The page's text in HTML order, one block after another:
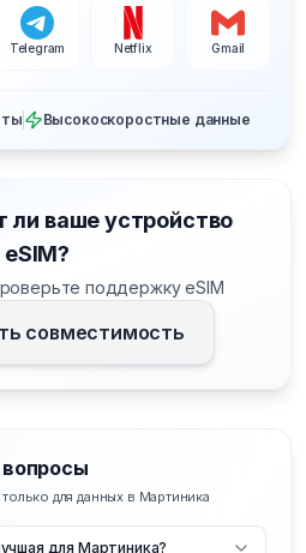
Telegram Netflix Gmail
Высокоскоростные данные
ли ваше устройство
eSIM?
поддержку eSIM
совместимость
для данных в Мартиника
для Мартиника?